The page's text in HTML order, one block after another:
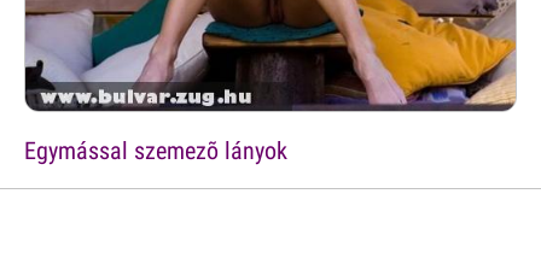
Egymással szemezõ lányok